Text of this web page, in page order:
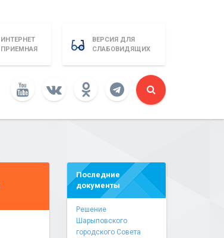
ИНТЕРНЕТ
ПРИЕМНАЯ
ВЕРСИЯ ДЛЯ
СЛАБОВИДЯЩИХ
Последние
документы
Решение
Шарыповского
городского Совета